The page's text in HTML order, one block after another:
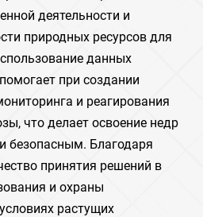
деятельности и
природных ресурсов для
данных
при создании
и реагирования
что делает освоение недр
безопасным. Благодаря
принятия решений в
и охраны
растущих